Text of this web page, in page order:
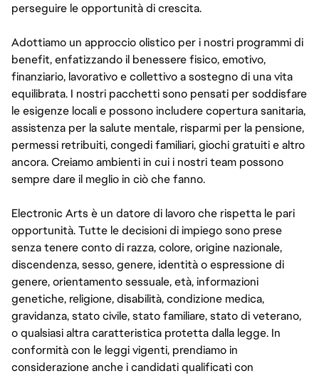
perseguire le opportunità di crescita.
Adottiamo un approccio olistico per i nostri programmi di
benefit, enfatizzando il benessere fisico, emotivo,
finanziario, lavorativo e collettivo a sostegno di una vita
equilibrata. I nostri pacchetti sono pensati per soddisfare
le esigenze locali e possono includere copertura sanitaria,
assistenza per la salute mentale, risparmi per la pensione,
permessi retribuiti, congedi familiari, giochi gratuiti e altro
ancora. Creiamo ambienti in cui i nostri team possono
sempre dare il meglio in ciò che fanno.
Electronic Arts è un datore di lavoro che rispetta le pari
opportunità. Tutte le decisioni di impiego sono prese
senza tenere conto di razza, colore, origine nazionale,
discendenza, sesso, genere, identità o espressione di
genere, orientamento sessuale, età, informazioni
genetiche, religione, disabilità, condizione medica,
gravidanza, stato civile, stato familiare, stato di veterano,
o qualsiasi altra caratteristica protetta dalla legge. In
conformità con le leggi vigenti, prendiamo in
considerazione anche i candidati qualificati con